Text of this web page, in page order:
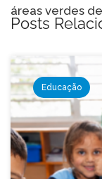
áreas verdes
Posts
Educação